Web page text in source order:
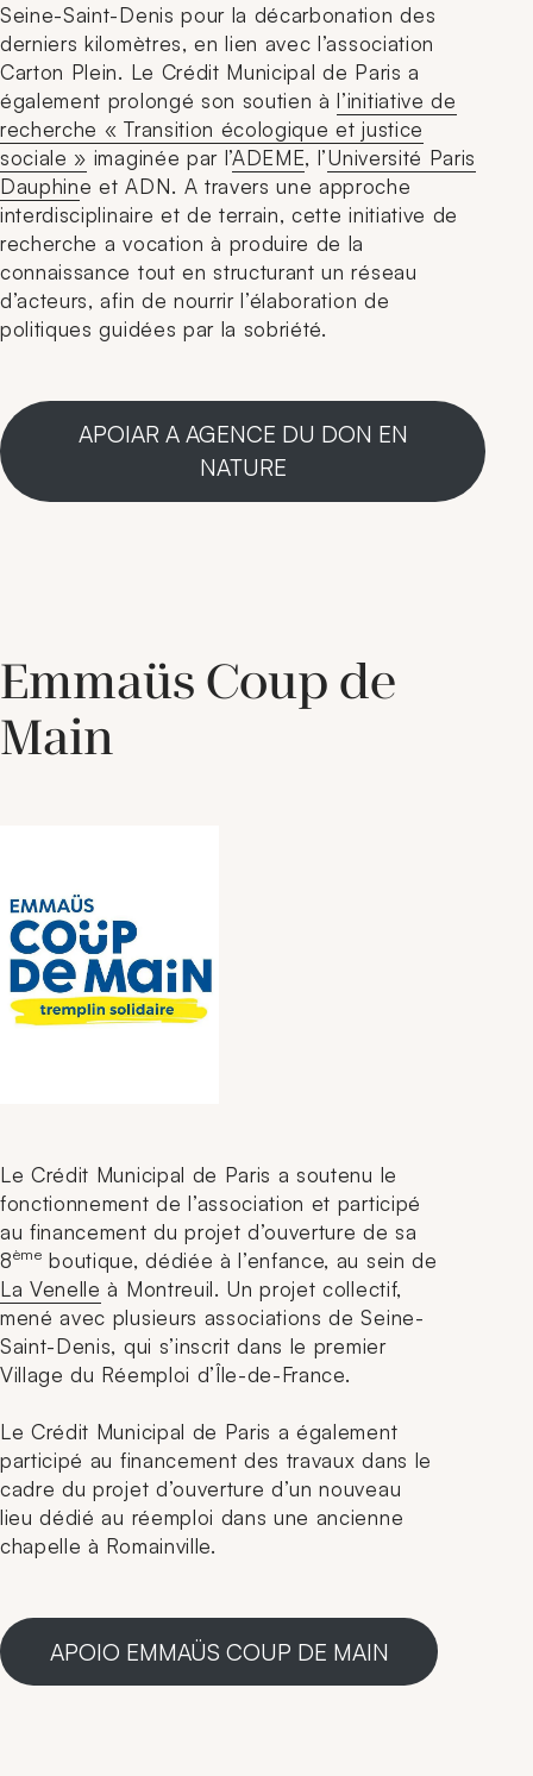
Seine-Saint-Denis pour la décarbonation des
derniers kilomètres, en lien avec l’association
Carton Plein. Le Crédit Municipal de Paris a
également prolongé son soutien àl’initiative de
recherche « Transition écologique et justice
sociale » imaginée par l’ADEME, l’Université Paris
Dauphine et ADN. A travers une approche
interdisciplinaire et de terrain, cette initiative de
recherche a vocation à produire de la
connaissance tout en structurant un réseau
d’acteurs, afin de nourrir l’élaboration de
politiques guidées par la sobriété.
APOIAR A AGENCE DU DON EN
NATURE
Emmaüs Coup de
Main
Le Crédit Municipal de Paris a soutenu le
fonctionnement de l’association et participé
au financement du projet d’ouverture de sa
8ème boutique, dédiée à l’enfance, au sein de
La Venelle à Montreuil. Un projet collectif,
mené avec plusieurs associations de Seine-
Saint-Denis, qui s’inscrit dans le premier
Village du Réemploi d’Île-de-France.
Le Crédit Municipal de Paris a également
participé au financement des travaux dans le
cadre du projet d’ouverture d’un nouveau
lieu dédié au réemploi dans une ancienne
chapelle à Romainville.
APOIO EMMAÜS COUP DE MAIN